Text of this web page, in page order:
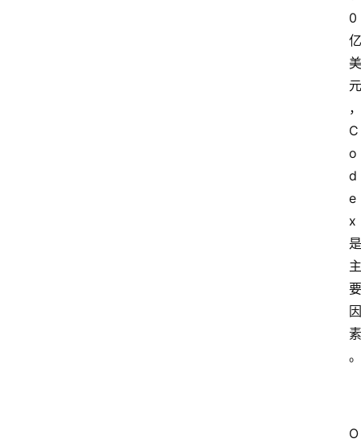
0
亿
美
元
，
C
o
d
e
x
是
主
要
因
素
。
O